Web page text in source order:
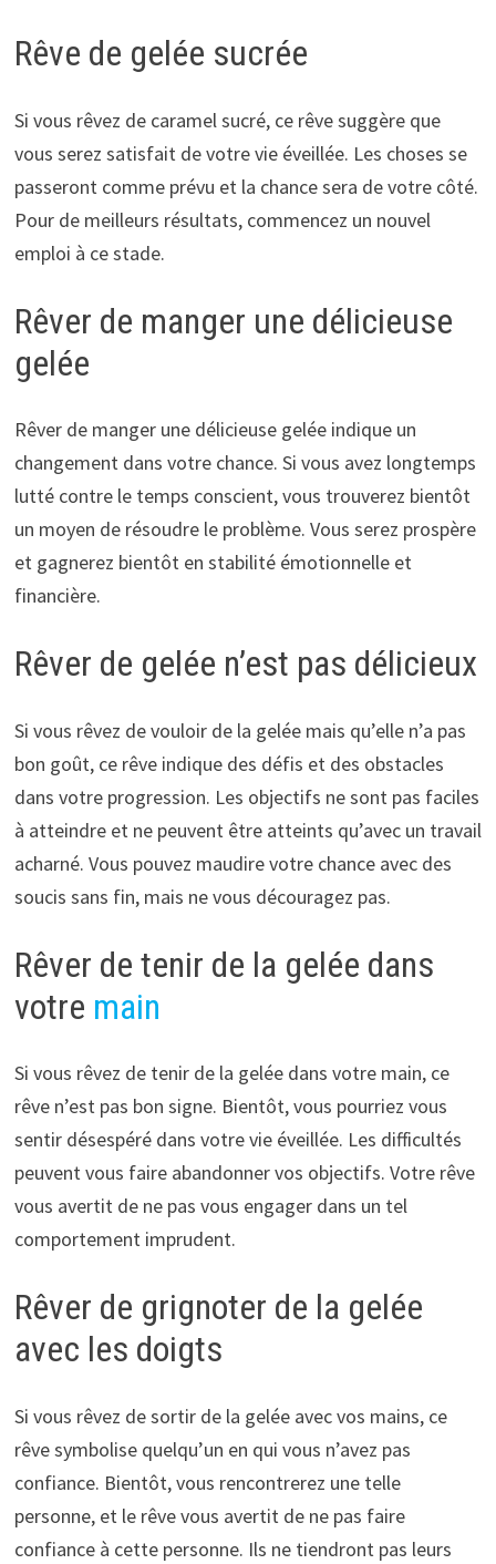
Rêve de gelée sucrée
Si vous rêvez de caramel sucré, ce rêve suggère que
vous serez satisfait de votre vie éveillée. Les choses se
passeront comme prévu et la chance sera de votre côté.
Pour de meilleurs résultats, commencez un nouvel
emploi à ce stade.
Rêver de manger une délicieuse
gelée
Rêver de manger une délicieuse gelée indique un
changement dans votre chance. Si vous avez longtemps
lutté contre le temps conscient, vous trouverez bientôt
un moyen de résoudre le problème. Vous serez prospère
et gagnerez bientôt en stabilité émotionnelle et
financière.
Rêver de gelée n’est pas délicieux
Si vous rêvez de vouloir de la gelée mais qu’elle n’a pas
bon goût, ce rêve indique des défis et des obstacles
dans votre progression. Les objectifs ne sont pas faciles
à atteindre et ne peuvent être atteints qu’avec un travail
acharné. Vous pouvez maudire votre chance avec des
soucis sans fin, mais ne vous découragez pas.
Rêver de tenir de la gelée dans
votre main
Si vous rêvez de tenir de la gelée dans votre main, ce
rêve n’est pas bon signe. Bientôt, vous pourriez vous
sentir désespéré dans votre vie éveillée. Les difficultés
peuvent vous faire abandonner vos objectifs. Votre rêve
vous avertit de ne pas vous engager dans un tel
comportement imprudent.
Rêver de grignoter de la gelée
avec les doigts
Si vous rêvez de sortir de la gelée avec vos mains, ce
rêve symbolise quelqu’un en qui vous n’avez pas
confiance. Bientôt, vous rencontrerez une telle
personne, et le rêve vous avertit de ne pas faire
confiance à cette personne. Ils ne tiendront pas leurs